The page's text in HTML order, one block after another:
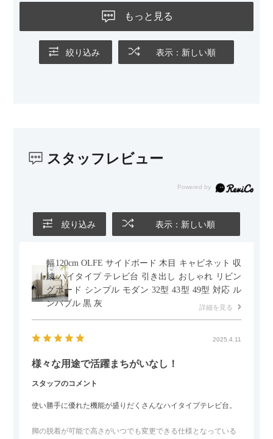
ないのもお気に入りのポイントです。さらに、わが家はソファ
の後ろ側を通ることも多い間取りなので、背面まできれいに仕
ても美しく、空間の印象を損ないません。
また、カウチのように足を伸ばしてくつろげるスタイルが理想
かせるため、普段はカウチとして使い、来客時には離してスツ
す。
もっと見る
絞り込み 表示：新しい順
スタッフレビュー
絞り込み 表示：新しい順
幅120cm OLFE サイドボード 木目 キャビネット 収
納 ハイタイプ テレビ台 引き出し おしゃれ リビン
グボード シンプル モダン 32型 43型 49型 対応 ル
ンバブル 黒 灰
詳細を見る
2025.4.11
様々な用途で活躍まちがいなし！
スタッフのコメント
使い勝手に優れた機能が盛りだくさんなハイタイプテレビ台。
脚の脱着が可能で高さがいつでも変更できる仕様となっている